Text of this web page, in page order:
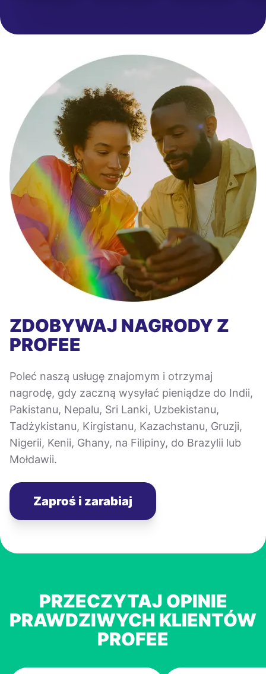
ZDOBYWAJ NAGRODY Z
PROFEE
Poleć naszą usługę znajomym i otrzymaj
nagrodę, gdy zaczną wysyłać pieniądze do Indii,
Pakistanu, Nepalu, Sri Lanki, Uzbekistanu,
Tadżykistanu, Kirgistanu, Kazachstanu, Gruzji,
Nigerii, Kenii, Ghany, na Filipiny, do Brazylii lub
Mołdawii.
Zaproś i zarabiaj
PRZECZYTAJ OPINIE
PRAWDZIWYCH KLIENTÓW
PROFEE